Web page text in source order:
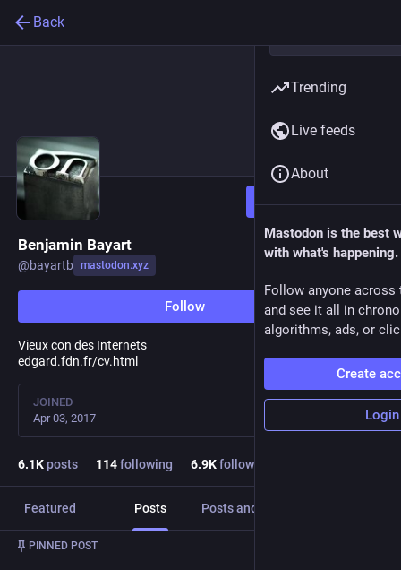
Back
Follow
Benjamin Bayart
@bayartb mastodon.xyz
Follow
Vieux con des Internets
edgard.fdn.fr/cv.html
JOINED
Apr 03, 2017
6.1Kposts 114following 6.9Kfollowers
Featured Posts Posts and replies
PINNED POST
Trending
Live feeds
About
Mastodon is the best
with what's happening.
Follow anyone across
and see it all in
algorithms, ads, or
Create
Login